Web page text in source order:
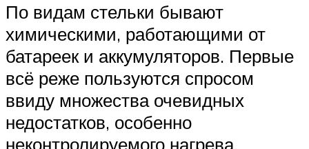
По видам стельки бывают
химическими, работающими от
батареек и аккумуляторов. Первые
всё реже пользуются спросом
ввиду множества очевидных
недостатков, особенно
неконтролируемого нагрева,